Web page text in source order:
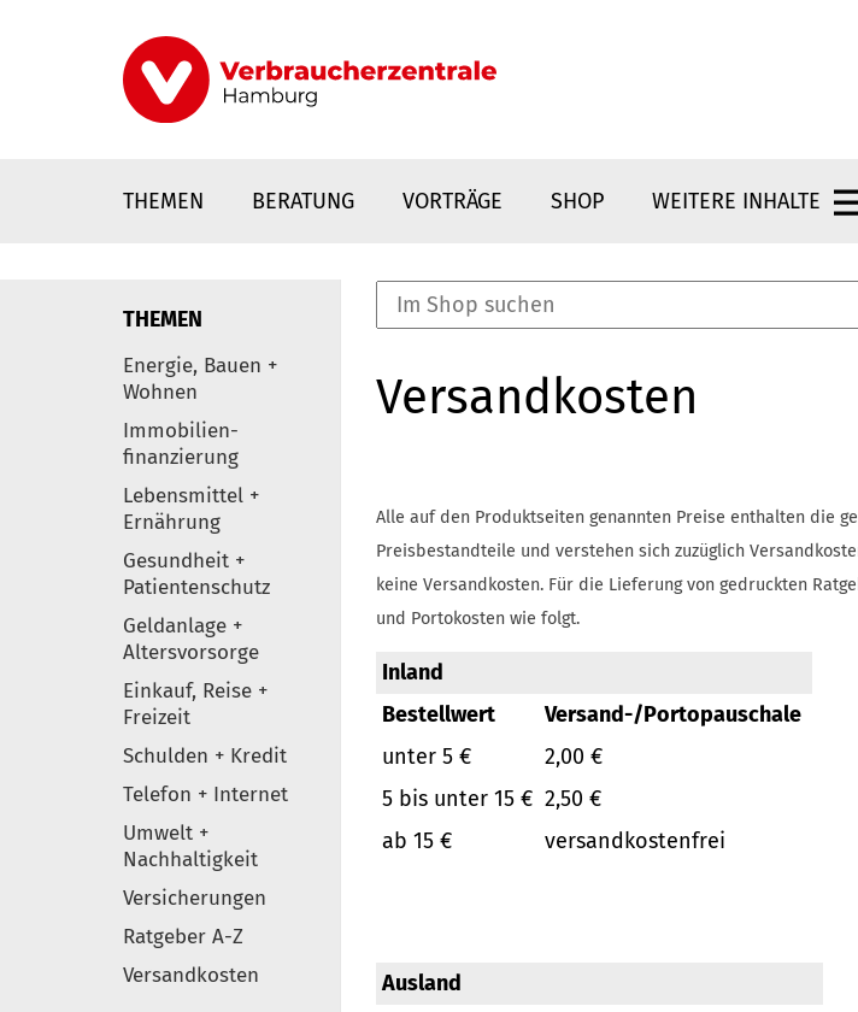
THEMEN BERATUNG VORTRÄGE SHOP WEITERE INHALTE
Elemente
THEMEN
Energie, Bauen +
Wohnen
Immobilien-
finanzierung
Lebensmittel +
Ernährung
Gesundheit +
Patientenschutz
Geldanlage +
Altersvorsorge
Einkauf, Reise +
Freizeit
Schulden + Kredit
Telefon + Internet
Umwelt +
Nachhaltigkeit
Versicherungen
Ratgeber A-Z
Versandkosten
Versandkosten
Alle auf den Produktseiten genannten Preise enthalten die
Preisbestandteile und verstehen sich zuzüglich
keine Versandkosten. Für die Lieferung von gedruckten
und Portokosten wie folgt.
Inland
Bestellwert
Versand-/Portopauschale
unter 5 €
2,00 €
5 bis unter 15 € 2,50 €
ab 15 €
versandkostenfrei
Ausland